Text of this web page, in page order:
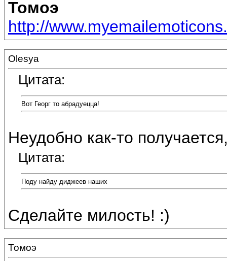
Томоэ
http://
Olesya
Цитата:
Вот Георг то абрадуецца!
Неудобно как-то
Цитата:
Поду найду диджеев наших
Сделайте милость! :)
Томоэ